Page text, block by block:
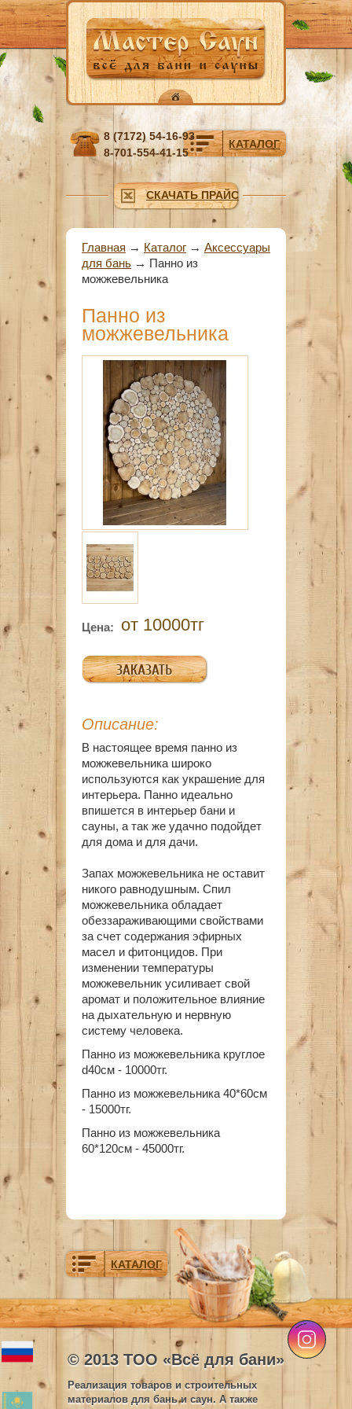
Перейти к основному содержанию
КАТАЛОГ
8 (7172) 54-16-93
8-701-554-41-15
СКАЧАТЬ ПРАЙС
Вы здесь
Главная → Каталог → Аксессуары
для бань → Панно из
можжевельника
Панно из
можжевельника
Цена: от 10000тг
Описание:
В настоящее время панно из
можжевельника широко
используются как украшение для
интерьера. Панно идеально
впишется в интерьер бани и
сауны, а так же удачно подойдет
для дома и для дачи.
Запах можжевельника не оставит
никого равнодушным. Спил
можжевельника обладает
обеззараживающими свойствами
за счет содержания эфирных
масел и фитонцидов. При
изменении температуры
можжевельник усиливает свой
аромат и положительное влияние
на дыхательную и нервную
систему человека.
Панно из можжевельника круглое
d40см - 10000тг.
Панно из можжевельника 40*60см
- 15000тг.
Панно из можжевельника
60*120см - 45000тг.
КАТАЛОГ
© 2013 ТОО «Всё для бани»
Реализация товаров и строительных
материалов для бань и саун. А также